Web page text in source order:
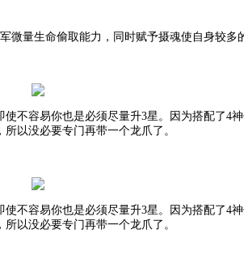
量生命偷取能力，同时赋予摄魂使自身较多
不容易你也是必须尽量升3星。因为搭配了4
以没必要专门再带一个龙爪了。
不容易你也是必须尽量升3星。因为搭配了4
以没必要专门再带一个龙爪了。